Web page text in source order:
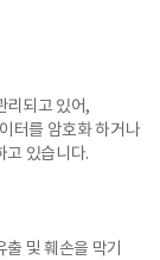
리되고 있어,
터를 암호화 하거나
고 있습니다.
및 훼손을 막기